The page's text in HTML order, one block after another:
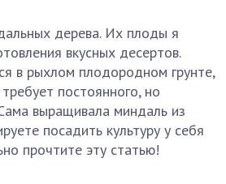
дерева. Их плоды я
вкусных десертов.
в рыхлом плодородном грунте,
постоянного, но
выращивала миндаль из
посадить культуру у себя
прочтите эту статью!